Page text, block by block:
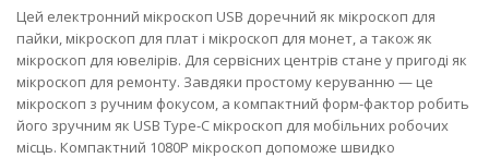
Цей електронний мікроскоп USB доречний як мікроскоп для
пайки, мікроскоп для плат і мікроскоп для монет, а також як
мікроскоп для ювелірів. Для сервісних центрів стане у пригоді як
мікроскоп для ремонту. Завдяки простому керуванню — це
мікроскоп з ручним фокусом, а компактний форм-фактор робить
його зручним як USB Type-C мікроскоп для мобільних робочих
місць. Компактний 1080P мікроскоп допоможе швидко